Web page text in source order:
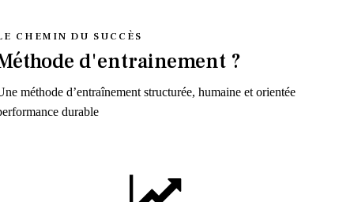
CHEMIN DU SUCCÈS
d'entrainement ?
méthode d’entraînement structurée, humaine et orientée
durable